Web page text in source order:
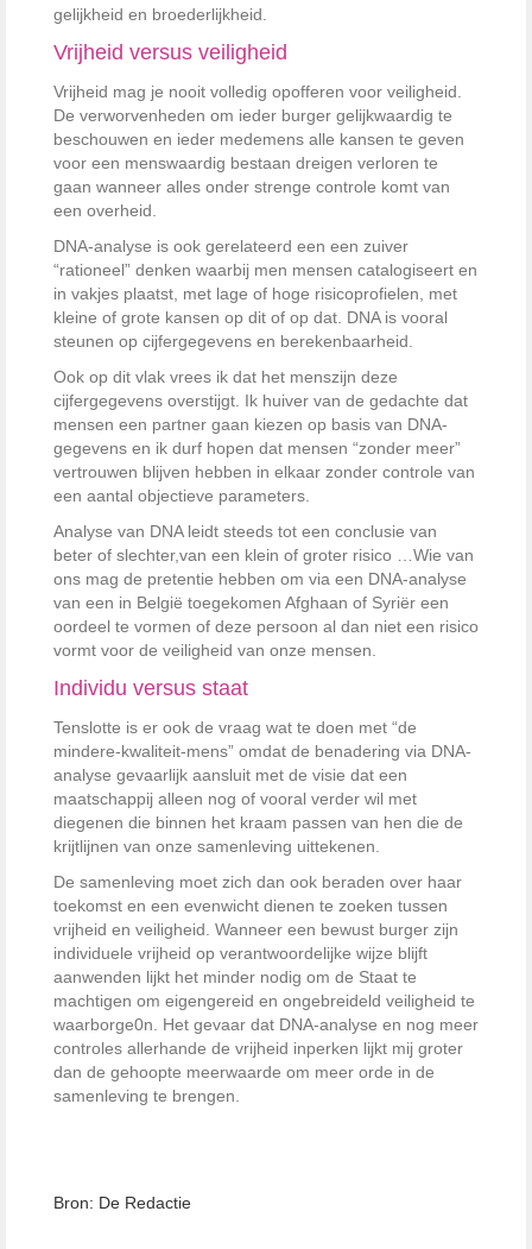
gelijkheid en broederlijkheid.
Vrijheid versus veiligheid
Vrijheid mag je nooit volledig opofferen voor veiligheid.
De verworvenheden om ieder burger gelijkwaardig te
beschouwen en ieder medemens alle kansen te geven
voor een menswaardig bestaan dreigen verloren te
gaan wanneer alles onder strenge controle komt van
een overheid.
DNA-analyse is ook gerelateerd een een zuiver
“rationeel” denken waarbij men mensen catalogiseert en
in vakjes plaatst, met lage of hoge risicoprofielen, met
kleine of grote kansen op dit of op dat. DNA is vooral
steunen op cijfergegevens en berekenbaarheid.
Ook op dit vlak vrees ik dat het menszijn deze
cijfergegevens overstijgt. Ik huiver van de gedachte dat
mensen een partner gaan kiezen op basis van DNA-
gegevens en ik durf hopen dat mensen “zonder meer”
vertrouwen blijven hebben in elkaar zonder controle van
een aantal objectieve parameters.
Analyse van DNA leidt steeds tot een conclusie van
beter of slechter,van een klein of groter risico …Wie van
ons mag de pretentie hebben om via een DNA-analyse
van een in België toegekomen Afghaan of Syriër een
oordeel te vormen of deze persoon al dan niet een risico
vormt voor de veiligheid van onze mensen.
Individu versus staat
Tenslotte is er ook de vraag wat te doen met “de
mindere-kwaliteit-mens” omdat de benadering via DNA-
analyse gevaarlijk aansluit met de visie dat een
maatschappij alleen nog of vooral verder wil met
diegenen die binnen het kraam passen van hen die de
krijtlijnen van onze samenleving uittekenen.
De samenleving moet zich dan ook beraden over haar
toekomst en een evenwicht dienen te zoeken tussen
vrijheid en veiligheid. Wanneer een bewust burger zijn
individuele vrijheid op verantwoordelijke wijze blijft
aanwenden lijkt het minder nodig om de Staat te
machtigen om eigengereid en ongebreideld veiligheid te
waarborge0n. Het gevaar dat DNA-analyse en nog meer
controles allerhande de vrijheid inperken lijkt mij groter
dan de gehoopte meerwaarde om meer orde in de
samenleving te brengen.
Bron: De Redactie